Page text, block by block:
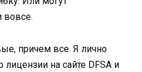
вовсе.
причем все. Я лично
на сайте DFSA и